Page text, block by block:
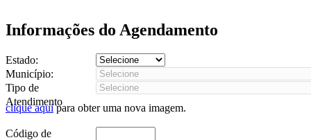
Informações do Agendamento
Estado:
Município:
Tipo de
Atendimento
clique aquipara obter uma nova imagem.
Código de